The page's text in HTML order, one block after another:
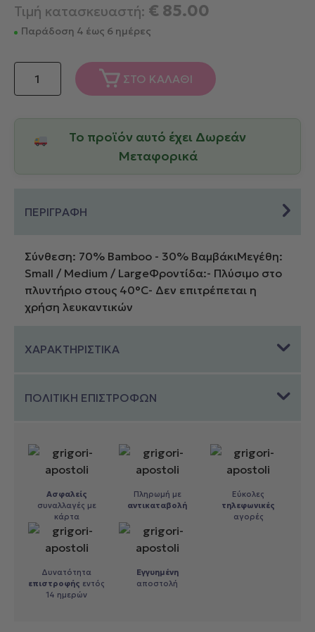
Τιμή κατασκευαστή: € 85.00
Παράδοση 4 έως 6 ημέρες
Town
Μπουρνούζι
Dalia
ΣΤΟ ΚΑΛΑΘΙ
Το προϊόν αυτό έχει Δωρεάν
Μεταφορικά
ΠΕΡΙΓΡΑΦΗ
Σύνθεση: 70% Βamboo - 30% ΒαμβάκιΜεγέθη:
Small / Medium / LargeΦροντίδα:- Πλύσιμο στο
πλυντήριο στους 40°C- Δεν επιτρέπεται η
χρήση λευκαντικών
ΧΑΡΑΚΤΗΡΙΣΤΙΚΑ
ΠΟΛΙΤΙΚΗ ΕΠΙΣΤΡΟΦΩΝ
Ασφαλείς
συναλλαγές με
κάρτα
Πληρωμή με
αντικαταβολή
Εύκολες
τηλεφωνικές
αγορές
Δυνατότητα
επιστροφής εντός
14 ημερών
Εγγυημένη
αποστολή